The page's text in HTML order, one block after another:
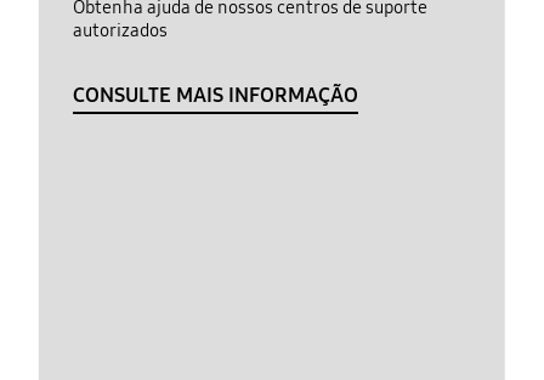
Obtenha ajuda de nossos centros de suporte
autorizados
CONSULTE MAIS INFORMAÇÃO